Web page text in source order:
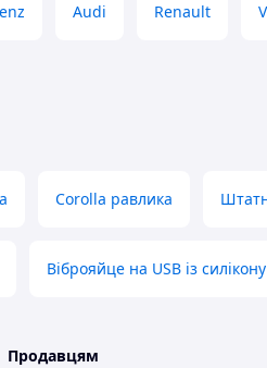
Audi Renault
Corolla равлика
Віброяйце на USB із силікону
Продавцям